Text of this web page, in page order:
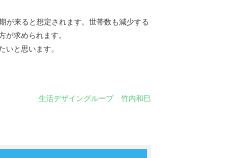
が来ると想定されます。世帯数も減少する
求められます。
と思います。
生活デザイングループ 竹内和巳